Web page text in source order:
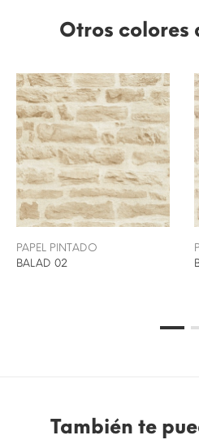
Otros colores
PAPEL PINTADO
BALAD 02
También te